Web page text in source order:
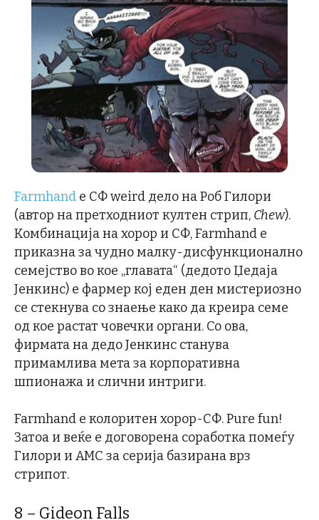
Farmhand e СФ weird дело на Роб Гилори
(автор на претходниот култен стрип, Chew).
Комбинација на хорор и СФ, Farmhand е
приказна за чудно малку-дисфункционално
семејство во кое „главата“ (дедото Џедаја
Јенкинс) е фармер кој еден ден мистериозно
се стекнува со знаење како да креира семе
од кое растат човечки органи. Со ова,
фирмата на дедо Јенкинс станува
примамлива мета за корпоративна
шпионажа и слични интриги.
Farmhand е колоритен хорор-СФ. Pure fun!
Затоа и веќе е договорена соработка помеѓу
Гилори и AMC за серија базирана врз
стрипот.
8 – Gideon Falls